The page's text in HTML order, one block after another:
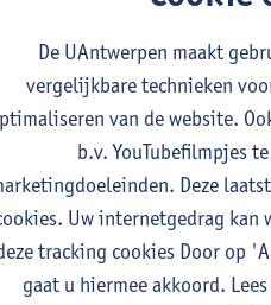
Sociologie
2E SEM
studiepunten
- NNB
Arbeid
opleidingsonderdelen uit deze lijst
De UAntwerpen maakt
vergelijkbare technieken
van de website.
b.v. YouTubefilmpjes
Deze
Uw internetgedrag kan
tracking cookies Door op
gaat u hiermee akkoord.